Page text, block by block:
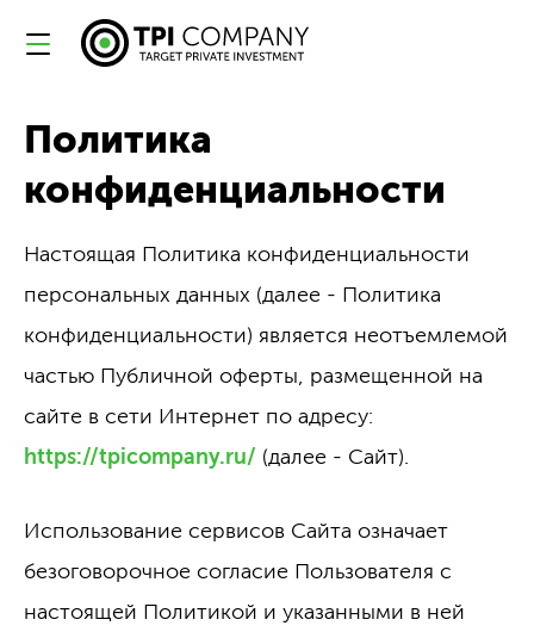
Политика
конфиденциальности
Настоящая Политика конфиденциальности
персональных данных (далее - Политика
конфиденциальности) является неотъемлемой
частью Публичной оферты, размещенной на
сайте в сети Интернет по адресу:
https://tpicompany.ru/ (далее - Сайт).
Использование сервисов Сайта означает
безоговорочное согласие Пользователя с
настоящей Политикой и указанными в ней